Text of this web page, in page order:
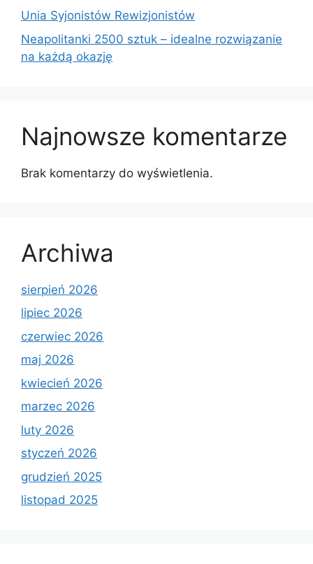
Unia Syjonistów Rewizjonistów
Neapolitanki 2500 sztuk – idealne rozwiązanie
na każdą okazję
Najnowsze komentarze
Brak komentarzy do wyświetlenia.
Archiwa
sierpień 2026
lipiec 2026
czerwiec 2026
maj 2026
kwiecień 2026
marzec 2026
luty 2026
styczeń 2026
grudzień 2025
listopad 2025